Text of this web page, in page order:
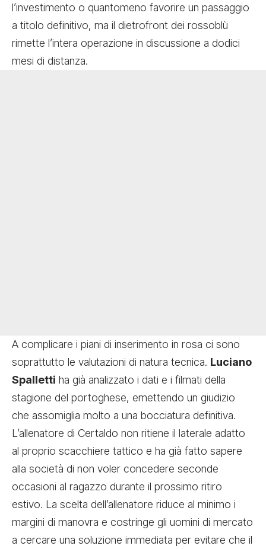
l’investimento o quantomeno favorire un passaggio
a titolo definitivo, ma il dietrofront dei rossoblù
rimette l’intera operazione in discussione a dodici
mesi di distanza.
A complicare i piani di inserimento in rosa ci sono
soprattutto le valutazioni di natura tecnica. Luciano
Spalletti ha già analizzato i dati e i filmati della
stagione del portoghese, emettendo un giudizio
che assomiglia molto a una bocciatura definitiva.
L’allenatore di Certaldo non ritiene il laterale adatto
al proprio scacchiere tattico e ha già fatto sapere
alla società di non voler concedere seconde
occasioni al ragazzo durante il prossimo ritiro
estivo. La scelta dell’allenatore riduce al minimo i
margini di manovra e costringe gli uomini di mercato
a cercare una soluzione immediata per evitare che il